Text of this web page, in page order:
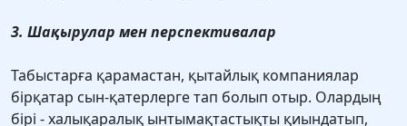
3. Шақырулар мен перспективалар
Табыстарға қарамастан, қытайлық компаниялар
бірқатар сын-қатерлерге тап болып отыр. Олардың
бірі - халықаралық ынтымақтастықты қиындатып,